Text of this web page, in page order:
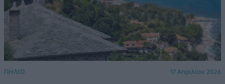
ΠΗΛΙΟ 17 Απριλίου 2026